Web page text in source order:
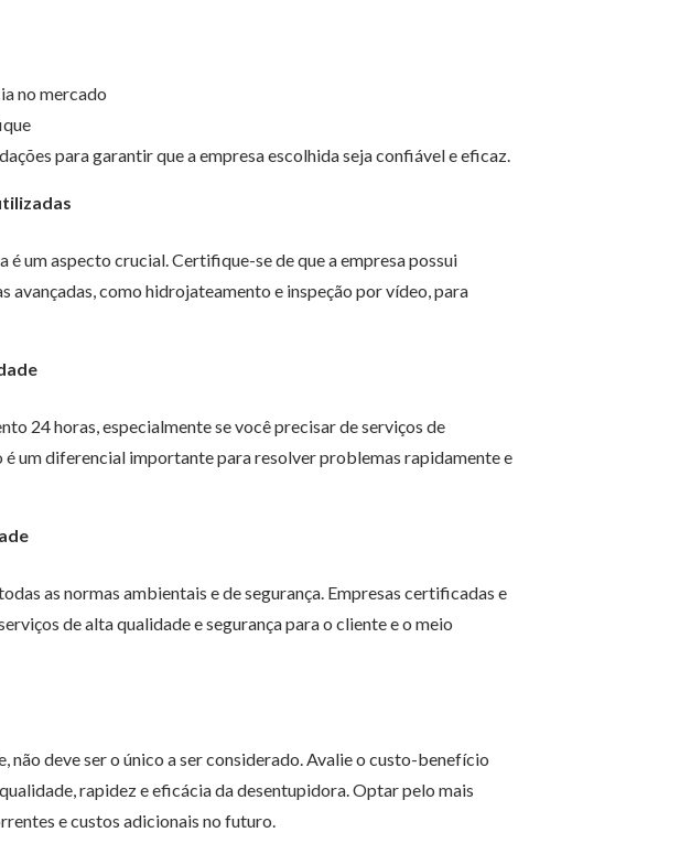
no mercado
para garantir que a empresa escolhida seja confiável e eficaz.
um aspecto crucial. Certifique-se de que a empresa possui
avançadas, como hidrojateamento e inspeção por vídeo, para
24 horas, especialmente se você precisar de serviços de
um diferencial importante para resolver problemas rapidamente e
as normas ambientais e de segurança. Empresas certificadas e
de alta qualidade e segurança para o cliente e o meio
deve ser o único a ser considerado. Avalie o custo-benefício
rapidez e eficácia da desentupidora. Optar pelo mais
e custos adicionais no futuro.